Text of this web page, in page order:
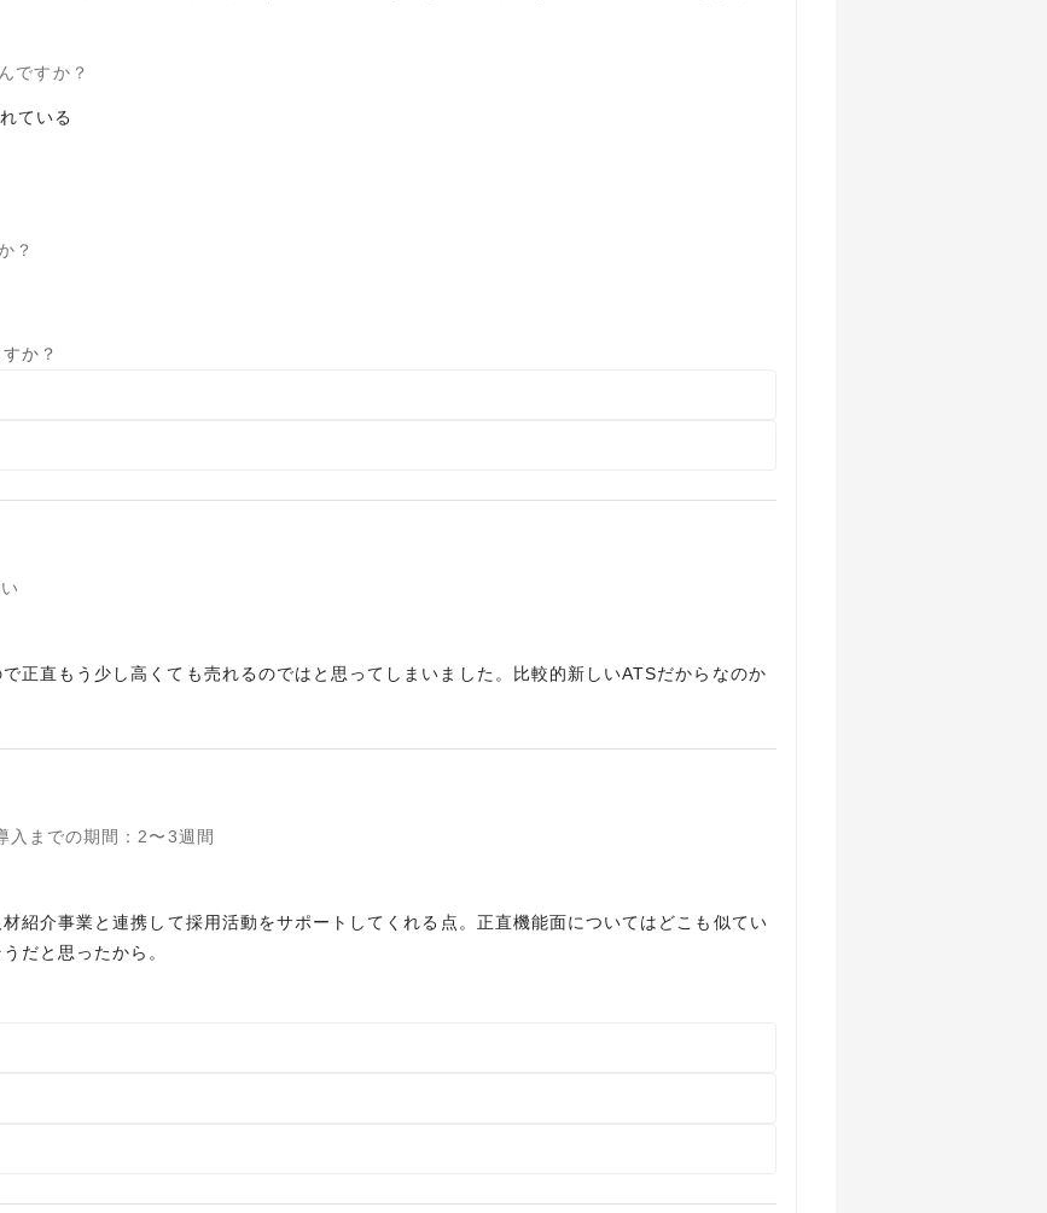
ですか？
ている
？
か？
正直もう少し高くても売れるのではと思ってしまいました。比較的新しいATSだからなのか
入までの期間 ： 2〜3週間
紹介事業と連携して採用活動をサポートしてくれる点。正直機能面についてはどこも似てい
だと思ったから。